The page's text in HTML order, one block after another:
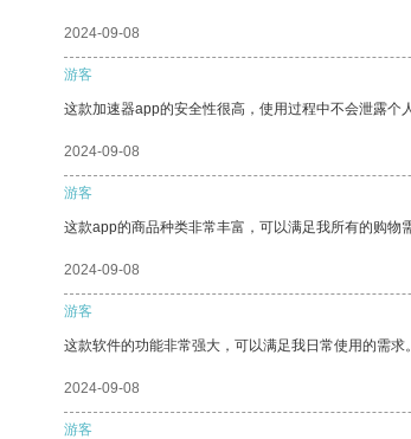
2024-09-08
游客
这款加速器app的安全性很高，使用过程中不会泄露个
2024-09-08
游客
这款app的商品种类非常丰富，可以满足我所有的购物需
2024-09-08
游客
这款软件的功能非常强大，可以满足我日常使用的需求。
2024-09-08
游客